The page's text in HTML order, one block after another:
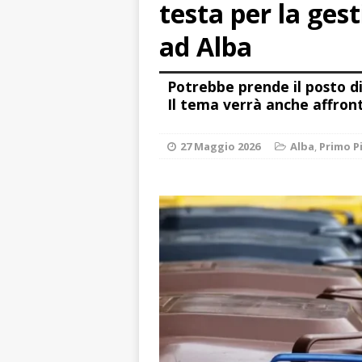
[ 8 Agosto 2026
LANGHE
degrado
paese attivo
[ 9 Agosto 2026
lo fa arrestare
testa per la
ad Alba
Potrebbe prende il posto
Il tema verrà anche
27 Maggio 2026 Alba, Primo